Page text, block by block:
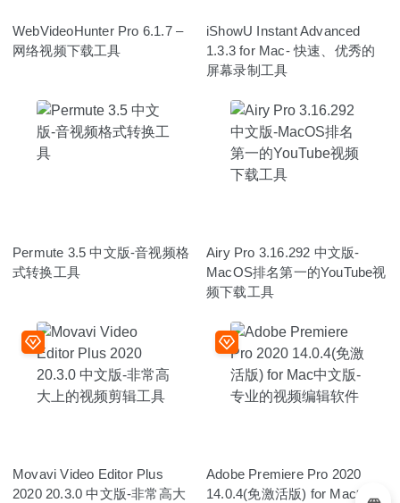
WebVideoHunter Pro 6.1.7 –
网络视频下载工具
iShowU Instant Advanced
1.3.3 for Mac- 快速、优秀的
屏幕录制工具
Permute 3.5 中文版-音视频格
式转换工具
Airy Pro 3.16.292 中文版-
MacOS排名第一的YouTube视
频下载工具
Movavi Video Editor Plus
2020 20.3.0 中文版-非常高大
Adobe Premiere Pro 2020
14.0.4(免激活版) for Mac中文